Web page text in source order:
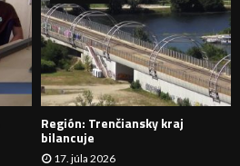
N
I
E
Región: Trenčiansky kraj
bilancuje
17. júla 2026